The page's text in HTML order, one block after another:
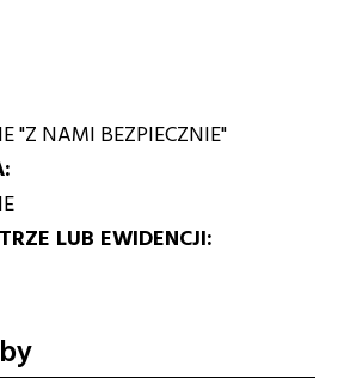
"Z NAMI BEZPIECZNIE"
LUB EWIDENCJI